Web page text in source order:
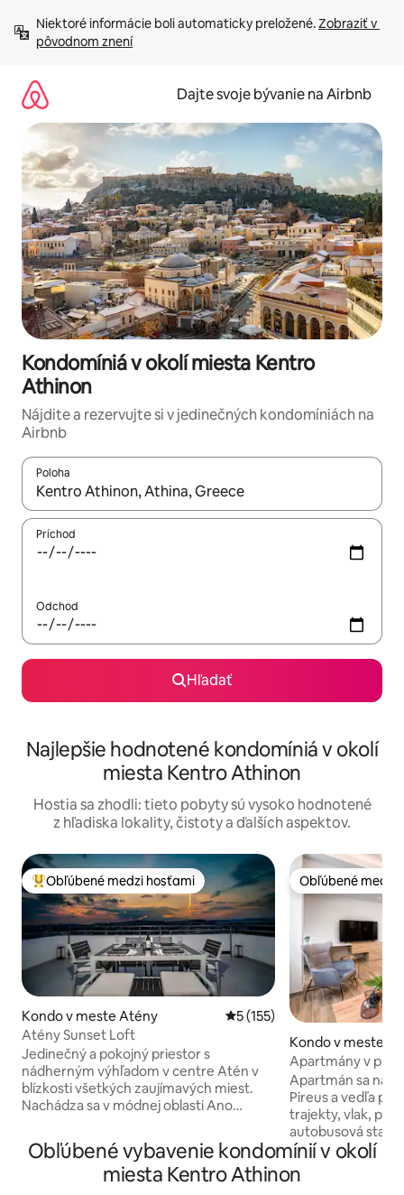
obsah.
Niektoré informácie boli automaticky preložené. Zobraziť v
pôvodnom znení
Dajte svoje bývanie na Airbnb
Kondomíniá v okolí miesta Kentro
Athinon
Nájdite a rezervujte si v jedinečných kondomíniách na
Airbnb
Poloha
Keď budú výsledky k dispozícii, môžete si ich prechádzať
Príchod
Odchod
Hľadať
Najlepšie hodnotené kondomíniá v okolí
miesta Kentro Athinon
Hostia sa zhodli: tieto pobyty sú vysoko hodnotené
z hľadiska lokality, čistoty a ďalších aspektov.
Najobľúbenejšie medzi hosťami
Obľúbené medzi hosťami
Kondo v meste Atény Priemerné ohodnotenie 5 z
5 (155)
Atény Sunset Loft
Jedinečný a pokojný priestor s
nádherným výhľadom v centre Atén v
blízkosti všetkých zaujímavých miest.
Nachádza sa v módnej oblasti Ano
zrekonštruovaný so všetkým vybavením
potrebným na skvelý pobyt a ponúka
parkovacie miesto. Budete v pešej
Obľúbené medzi
Obľúbené medzi
Kondo v meste
Apartmány v
osoby
Apartmán sa
Pireus a vedľa prístavu.
trajekty, vlak,
autobusová
všetko do 100
poloha!! Apartmán, v ktorom sa chystáte
ubytovať, je
Obľúbené vybavenie kondomínií v okolí
miesta Kentro Athinon